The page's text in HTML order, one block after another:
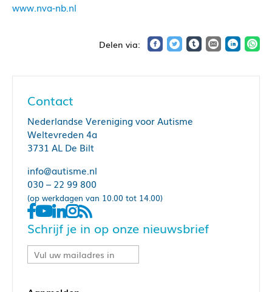
www.nva-nb.nl
Contact
Nederlandse Vereniging voor Autisme
Weltevreden 4a
3731 AL De Bilt
info@autisme.nl
030 – 22 99 800
(op werkdagen van 10.00 tot 14.00)
Schrijf je in op onze nieuwsbrief